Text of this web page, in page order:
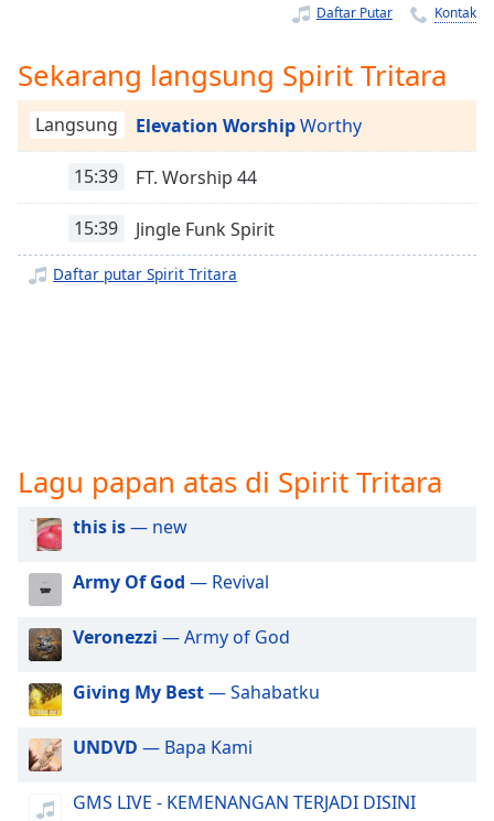
Rate
Chapters
Chapters
Descriptions
descriptions
off,
selected
settings
dialog
subtitles
off
selected
Track
in-
Picture
This
Daftar Putar Kontak
Sekarang langsung Spirit Tritara
Langsung Elevation WorshipWorthy
15:39 FT. Worship 44
15:39 Jingle Funk Spirit
Daftar putar Spirit Tritara
Lagu papan atas di Spirit Tritara
this is— new
Army Of God — Revival
Veronezzi — Army of God
Giving My Best— Sahabatku
UNDVD — Bapa Kami
GMS LIVE - KEMENANGAN TERJADI DISINI